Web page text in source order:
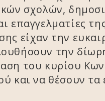
σχολών,
επαγγελματίες
είχαν την
την
του κυρίου
και να θέσουν